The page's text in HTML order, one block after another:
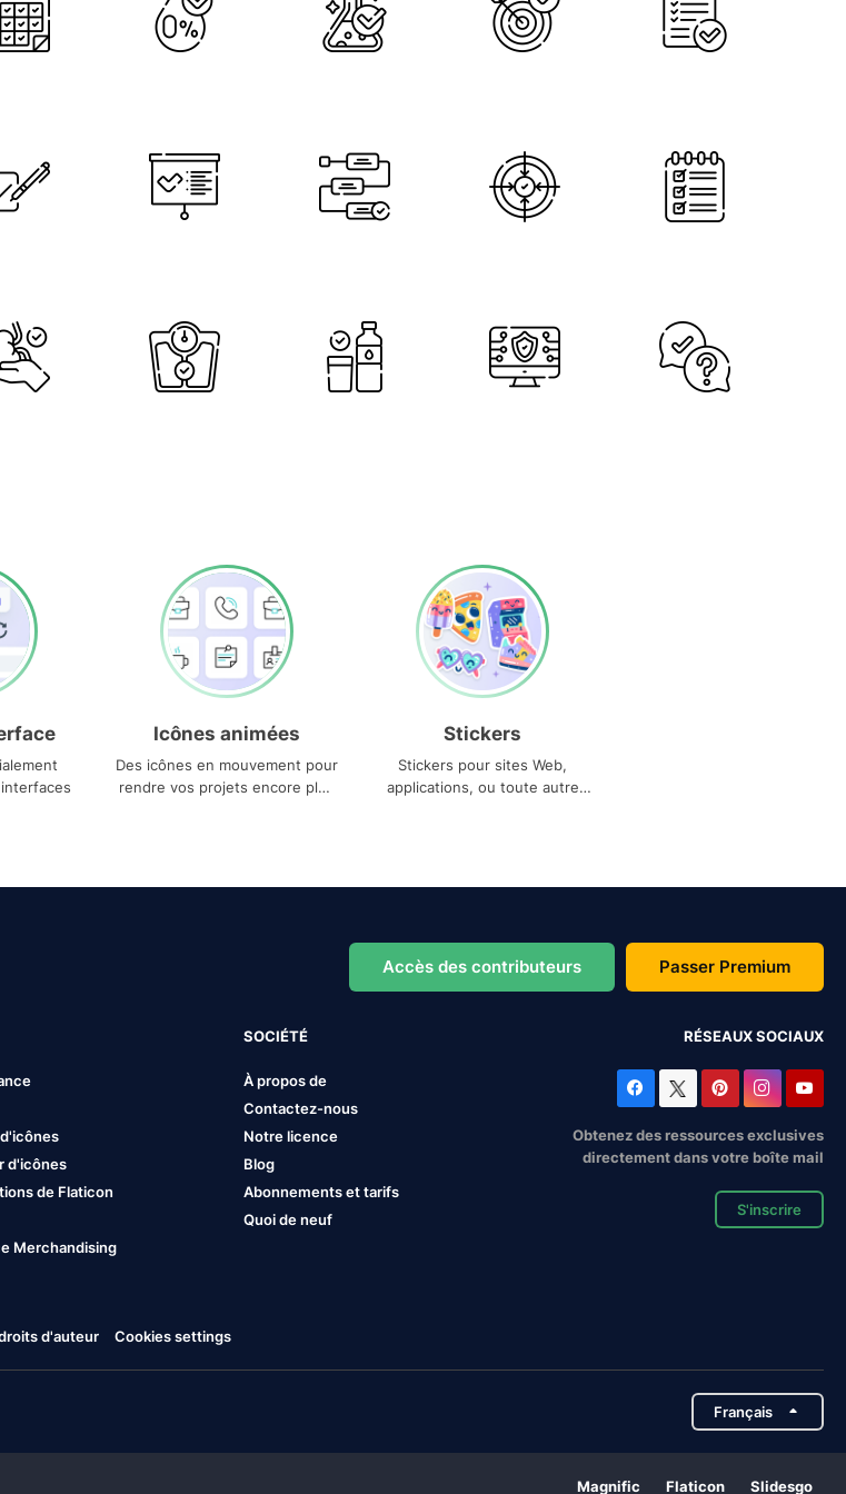
Icônes animées
Des icônes en mouvement pour
rendre vos projets encore plus
Stickers
Stickers pour sites Web,
applications, ou toute autre
Accès des contributeurs Passer Premium
d'icônes
de Flaticon
Merchandising
SOCIÉTÉ
À propos de
Contactez-nous
Notre licence
Blog
Abonnements et tarifs
Quoi de neuf
RÉSEAUX SOCIAUX
Obtenez des ressources exclusives
directement dans votre boîte mail
S'inscrire
d'auteur Cookies settings
Français
Magnific Flaticon Slidesgo